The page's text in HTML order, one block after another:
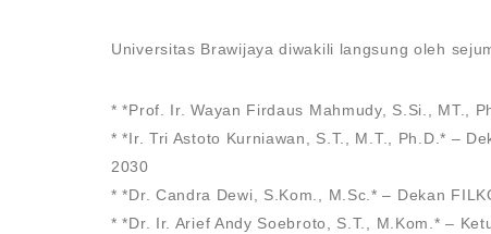
Universitas Brawijaya diwakili langsung oleh
* *Prof. Ir. Wayan Firdaus Mahmudy, S.Si., MT.,
* *Ir. Tri Astoto Kurniawan, S.T., M.T., Ph.D.* –
2030
* *Dr. Candra Dewi, S.Kom., M.Sc.* – Dekan
* *Dr. Ir. Arief Andy Soebroto, S.T., M.Kom.* –